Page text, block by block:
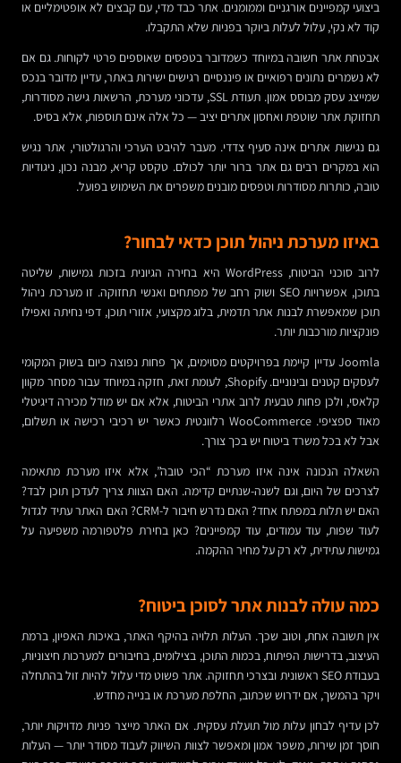
ביצועי קמפיינים אורגניים וממומנים. אתר כבד מדי, עם קבצים לא אופטימליים או
קוד לא נקי, עלול לעלות ביוקר בפניות שלא התקבלו.
אבטחת אתר חשובה במיוחד כשמדובר בטפסים שאוספים פרטי לקוחות. גם אם
לא נשמרים נתונים רפואיים או פיננסיים רגישים ישירות באתר, עדיין מדובר בנכס
שמייצג עסק מבוסס אמון. תעודת SSL, עדכוני מערכת, הרשאות גישה מסודרות,
תחזוקת אתר שוטפת ואחסון אתרים יציב — כל אלה אינם תוספות, אלא בסיס.
גם נגישות אתרים אינה סעיף צדדי. מעבר להיבט הערכי והרגולטורי, אתר נגיש
הוא במקרים רבים גם אתר ברור יותר לכולם. טקסט קריא, מבנה נכון, ניגודיות
טובה, כותרות מסודרות וטפסים מובנים משפרים את השימוש בפועל.
באיזו מערכת ניהול תוכן כדאי לבחור?
לרוב סוכני הביטוח, WordPress היא בחירה הגיונית בזכות גמישות, שליטה
בתוכן, אפשרויות SEO ושוק רחב של מפתחים ואנשי תחזוקה. זו מערכת ניהול
תוכן שמאפשרת לבנות אתר תדמית, בלוג מקצועי, אזורי תוכן, דפי נחיתה ואפילו
פונקציות מורכבות יותר.
Joomla עדיין קיימת בפרויקטים מסוימים, אך פחות נפוצה כיום בשוק המקומי
לעסקים קטנים ובינוניים. Shopify, לעומת זאת, חזקה במיוחד עבור מסחר מקוון
קלאסי, ולכן פחות טבעית לרוב אתרי הביטוח, אלא אם יש מודל מכירה דיגיטלי
מאוד ספציפי. WooCommerce רלוונטית כאשר יש רכיבי רכישה או תשלום,
אבל לא בכל משרד ביטוח יש בכך צורך.
השאלה הנכונה אינה איזו מערכת “הכי טובה”, אלא איזו מערכת מתאימה
לצרכים של היום, וגם לשנה-שנתיים קדימה. האם הצוות צריך לעדכן תוכן לבד?
האם יש תלות במפתח אחד? האם נדרש חיבור ל-CRM? האם האתר עתיד לגדול
לעוד שפות, עוד עמודים, עוד קמפיינים? כאן בחירת פלטפורמה משפיעה על
גמישות עתידית, לא רק על מחיר ההקמה.
כמה עולה לבנות אתר לסוכן ביטוח?
אין תשובה אחת, וטוב שכך. העלות תלויה בהיקף האתר, באיכות האפיון, ברמת
העיצוב, בדרישות הפיתוח, בכמות התוכן, בצילומים, בחיבורים למערכות חיצוניות,
בעבודת SEO ראשונית ובצרכי תחזוקה. אתר פשוט מדי עלול להיות זול בהתחלה
ויקר בהמשך, אם ידרוש שכתוב, החלפת מערכת או בנייה מחדש.
לכן עדיף לבחון עלות מול תועלת עסקית. אם האתר מייצר פניות מדויקות יותר,
חוסך זמן שירות, משפר אמון ומאפשר לצוות השיווק לעבוד מסודר יותר — העלות